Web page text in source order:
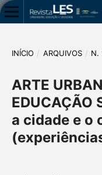
INÍCIO / ARQUIVOS / N.
ARTE
EDUCAÇÃO
a cidade e o